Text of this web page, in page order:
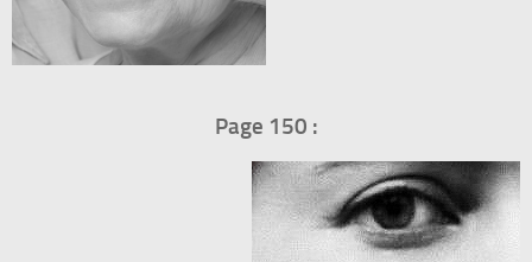
Page 150 :